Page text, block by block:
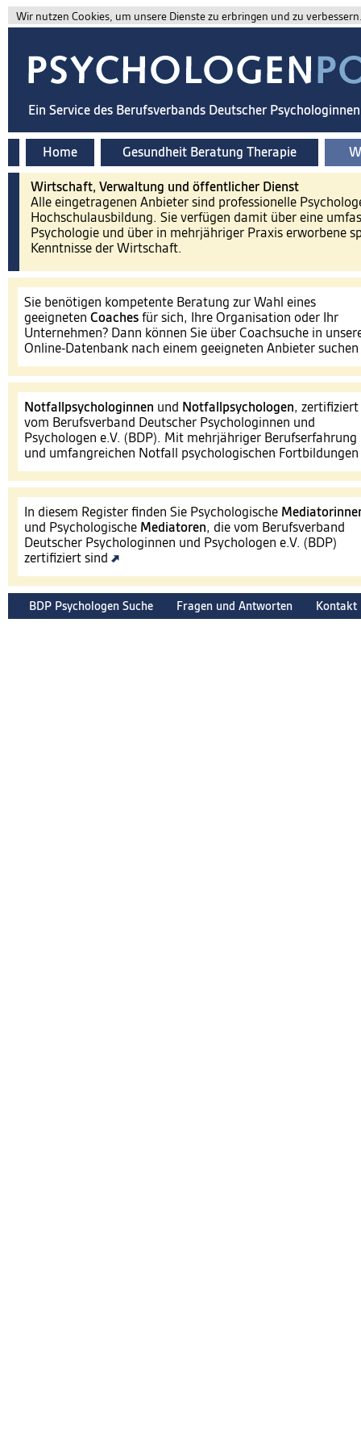
Wir nutzen Cookies, um unsere Dienste zu erbringen und zu
Ein Service des Berufsverbands Deutscher
Home Gesundheit Beratung Therapie
Wirtschaft, Verwaltung und öffentlicher Dienst
Alle eingetragenen Anbieter sind professionelle
Hochschulausbildung. Sie verfügen damit über eine
Psychologie und über in mehrjähriger Praxis erworbene
Kenntnisse der Wirtschaft.
Sie benötigen kompetente Beratung zur Wahl eines
geeigneten Coaches für sich, Ihre Organisation oder Ihr
Unternehmen? Dann können Sie über Coachsuche in
Online-Datenbank nach einem geeigneten Anbieter suchen
Notfallpsychologinnen und Notfallpsychologen, zertifiziert
vom Berufsverband Deutscher Psychologinnen und
Psychologen e.V. (BDP). Mit mehrjähriger Berufserfahrung
und umfangreichen Notfall psychologischen Fortbildungen
In diesem Register finden Sie Psychologische
und Psychologische Mediatoren, die vom Berufsverband
Deutscher Psychologinnen und Psychologen e.V. (BDP)
zertifiziert sind
BDP Psychologen Suche Fragen und Antworten Kontakt